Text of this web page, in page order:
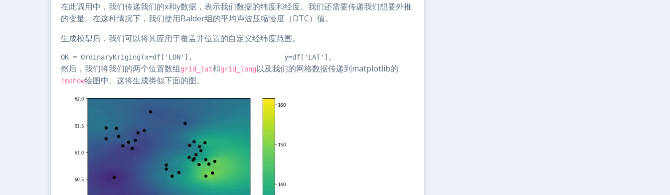
在此调用中，我们传递我们的x和y数据，表示我们数据的纬度和经度。我们还需要传递我们想要外推
的变量。在这种情况下，我们使用Balder组的平均声波压缩慢度（DTC）值。
生成模型后，我们可以将其应用于覆盖井位置的自定义经纬度范围。
OK = OrdinaryKriging(x=df['LON'],                       y=df['LAT'],                       z=df['DTC_MEAN'],
然后，我们将我们的两个位置数组grid_lat和grid_long以及我们的网格数据传递到matplotlib的
imshow绘图中。这将生成类似下面的图。